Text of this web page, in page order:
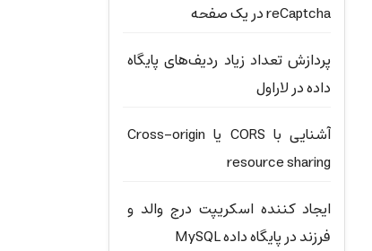
reCaptcha در یک صفحه
پردازش تعداد زیاد ردیف‌های پایگاه
داده در لاراول
آشنایی با CORS یا Cross-origin
resource sharing
ایجاد کننده اسکریپت درج والد و
فرزند در پایگاه داده MySQL